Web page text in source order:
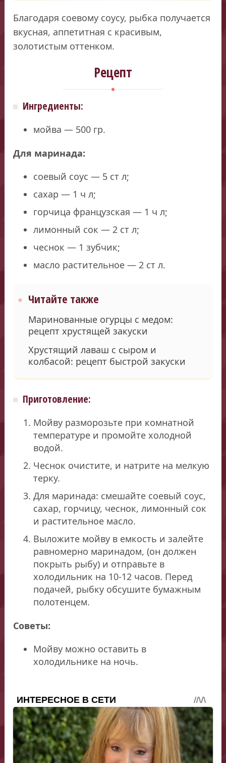
Благодаря соевому соусу, рыбка получается
вкусная, аппетитная с красивым,
золотистым оттенком.
Рецепт
Ингредиенты:
мойва — 500 гр.
Для маринада:
соевый соус — 5 ст л;
сахар — 1 ч л;
горчица французская — 1 ч л;
лимонный сок — 2 ст л;
чеснок — 1 зубчик;
масло растительное — 2 ст л.
Читайте также
Маринованные огурцы с медом:
рецепт хрустящей закуски
Хрустящий лаваш с сыром и
колбасой: рецепт быстрой закуски
Приготовление:
Мойву разморозьте при комнатной
температуре и промойте холодной
водой.
Чеснок очистите, и натрите на мелкую
терку.
Для маринада: смешайте соевый соус,
сахар, горчицу, чеснок, лимонный сок
и растительное масло.
Выложите мойву в емкость и залейте
равномерно маринадом, (он должен
покрыть рыбу) и отправьте в
холодильник на 10-12 часов. Перед
подачей, рыбку обсушите бумажным
полотенцем.
Советы:
Мойву можно оставить в
холодильнике на ночь.